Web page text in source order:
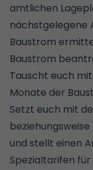
amtlichen
nächstgelegene
Baustrom
Baustrom
Tauscht euch
Monate der
Setzt euch mit
und stellt einen
Spezialtarifen